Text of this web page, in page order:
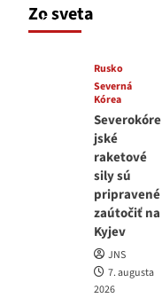
Zo sveta
7. augusta 2026
Rusko
Severná
Kórea
Severokóre
jské
raketové
sily sú
pripravené
zaútočiť na
Kyjev
JNS
7. augusta
2026